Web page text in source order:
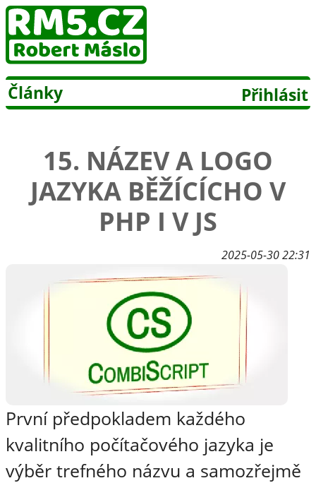
Přihlásit
Články
15. NÁZEV A LOGO
JAZYKA BĚŽÍCÍCHO V
PHP I V JS
2025-05-30 22:31
První předpokladem každého
kvalitního počítačového jazyka je
výběr trefného názvu a samozřejmě